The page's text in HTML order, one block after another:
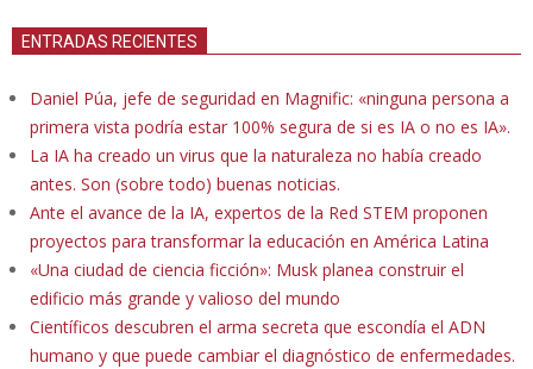
ENTRADAS RECIENTES
Daniel Púa, jefe de seguridad en Magnific: «ninguna persona a
primera vista podría estar 100% segura de si es IA o no es IA».
La IA ha creado un virus que la naturaleza no había creado
antes. Son (sobre todo) buenas noticias.
Ante el avance de la IA, expertos de la Red STEM proponen
proyectos para transformar la educación en América Latina
«Una ciudad de ciencia ficción»: Musk planea construir el
edificio más grande y valioso del mundo
Científicos descubren el arma secreta que escondía el ADN
humano y que puede cambiar el diagnóstico de enfermedades.